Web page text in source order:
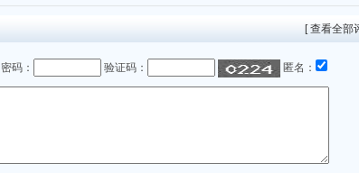
[ 查看全部
码： 验证码： 匿名：